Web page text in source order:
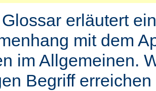
erläutert
mit dem
im Allgemeinen.
Begriff